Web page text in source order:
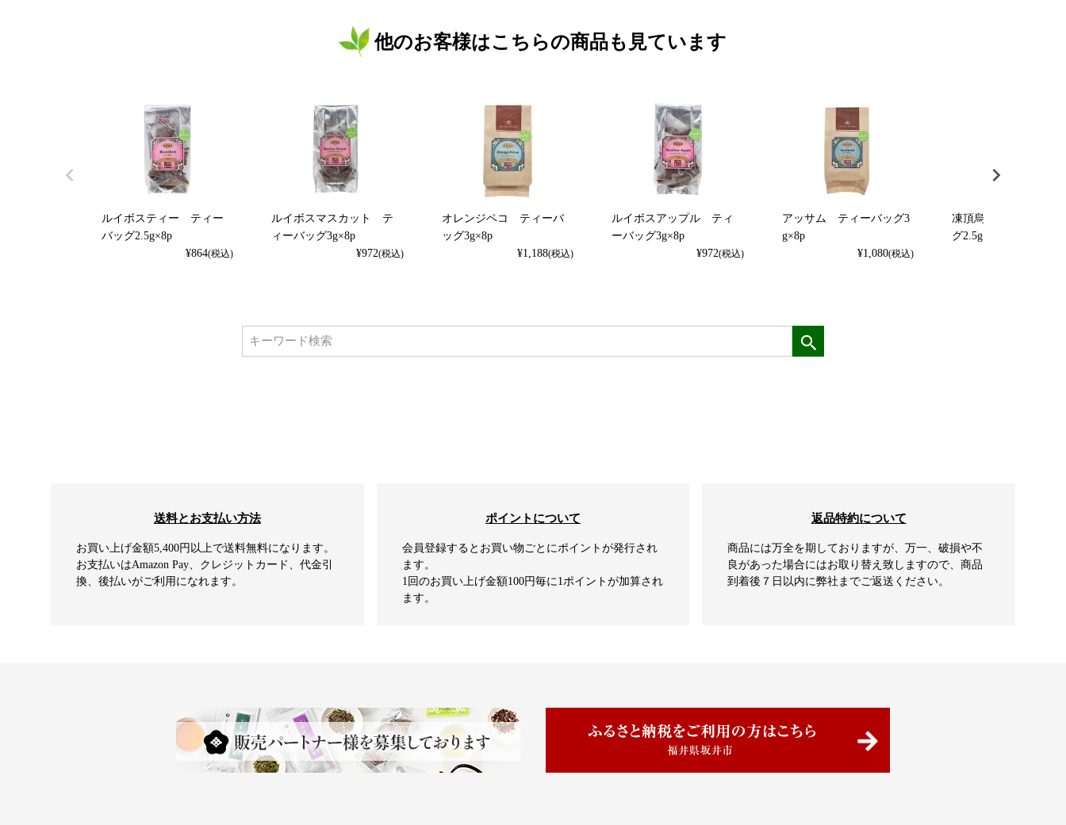
他のお客様はこちらの商品も見ています
ルイボスティー ティー
バッグ2.5g×8p
¥864(税込)
ルイボスマスカット テ
ィーバッグ3g×8p
¥972(税込)
オレンジペコ ティーバ
ッグ3g×8p
¥1,188(税込)
ルイボスアップル ティ
ーバッグ3g×8p
¥972(税込)
アッサム ティーバッグ3
g×8p
¥1,080(税込)
凍頂烏龍茶 ティーバ
グ2.5g×8p
送料とお支払い方法
お買い上げ金額5,400円以上で送料無料になります。
お支払いはAmazon Pay、クレジットカード、代金引
換、後払いがご利用になれます。
ポイントについて
会員登録するとお買い物ごとにポイントが発行され
ます。
1回のお買い上げ金額100円毎に1ポイントが加算され
ます。
返品特約について
商品には万全を期しておりますが、万一、破損や不
良があった場合にはお取り替え致しますので、商品
到着後７日以内に弊社までご返送ください。